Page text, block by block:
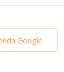
Google